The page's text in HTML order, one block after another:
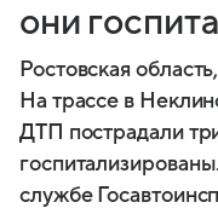
они
Ростовская
На трассе в
ДТП пострадали
службе